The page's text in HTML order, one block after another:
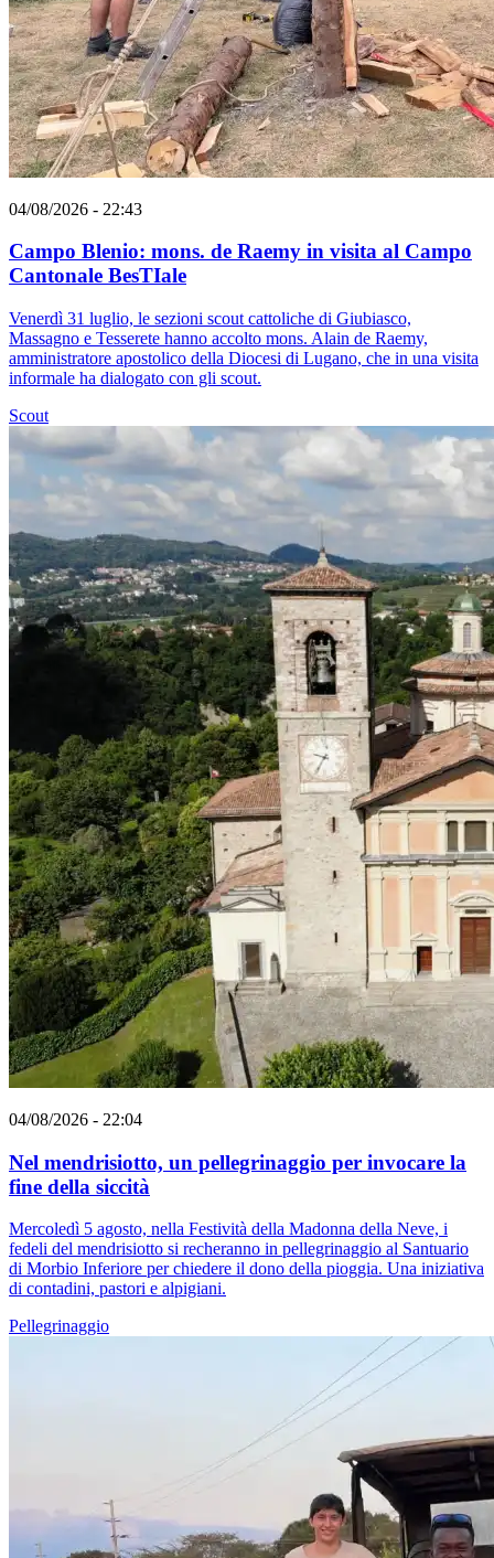
04/08/2026 - 22:43
Campo Blenio: mons. de Raemy in visita al Campo
Cantonale BesTIale
Venerdì 31 luglio, le sezioni scout cattoliche di Giubiasco,
Massagno e Tesserete hanno accolto mons. Alain de Raemy,
amministratore apostolico della Diocesi di Lugano, che in una visita
informale ha dialogato con gli scout.
Scout
04/08/2026 - 22:04
Nel mendrisiotto, un pellegrinaggio per invocare la
fine della siccità
Mercoledì 5 agosto, nella Festività della Madonna della Neve, i
fedeli del mendrisiotto si recheranno in pellegrinaggio al Santuario
di Morbio Inferiore per chiedere il dono della pioggia. Una iniziativa
di contadini, pastori e alpigiani.
Pellegrinaggio